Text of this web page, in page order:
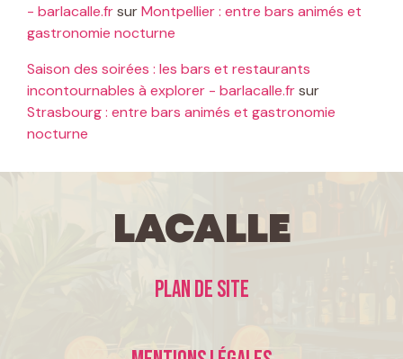
- barlacalle.frsurMontpellier : entre bars animés et
gastronomie nocturne
Saison des soirées : les bars et restaurants
incontournables à explorer - barlacalle.frsur
Strasbourg : entre bars animés et gastronomie
nocturne
LaCalle
Plan de site